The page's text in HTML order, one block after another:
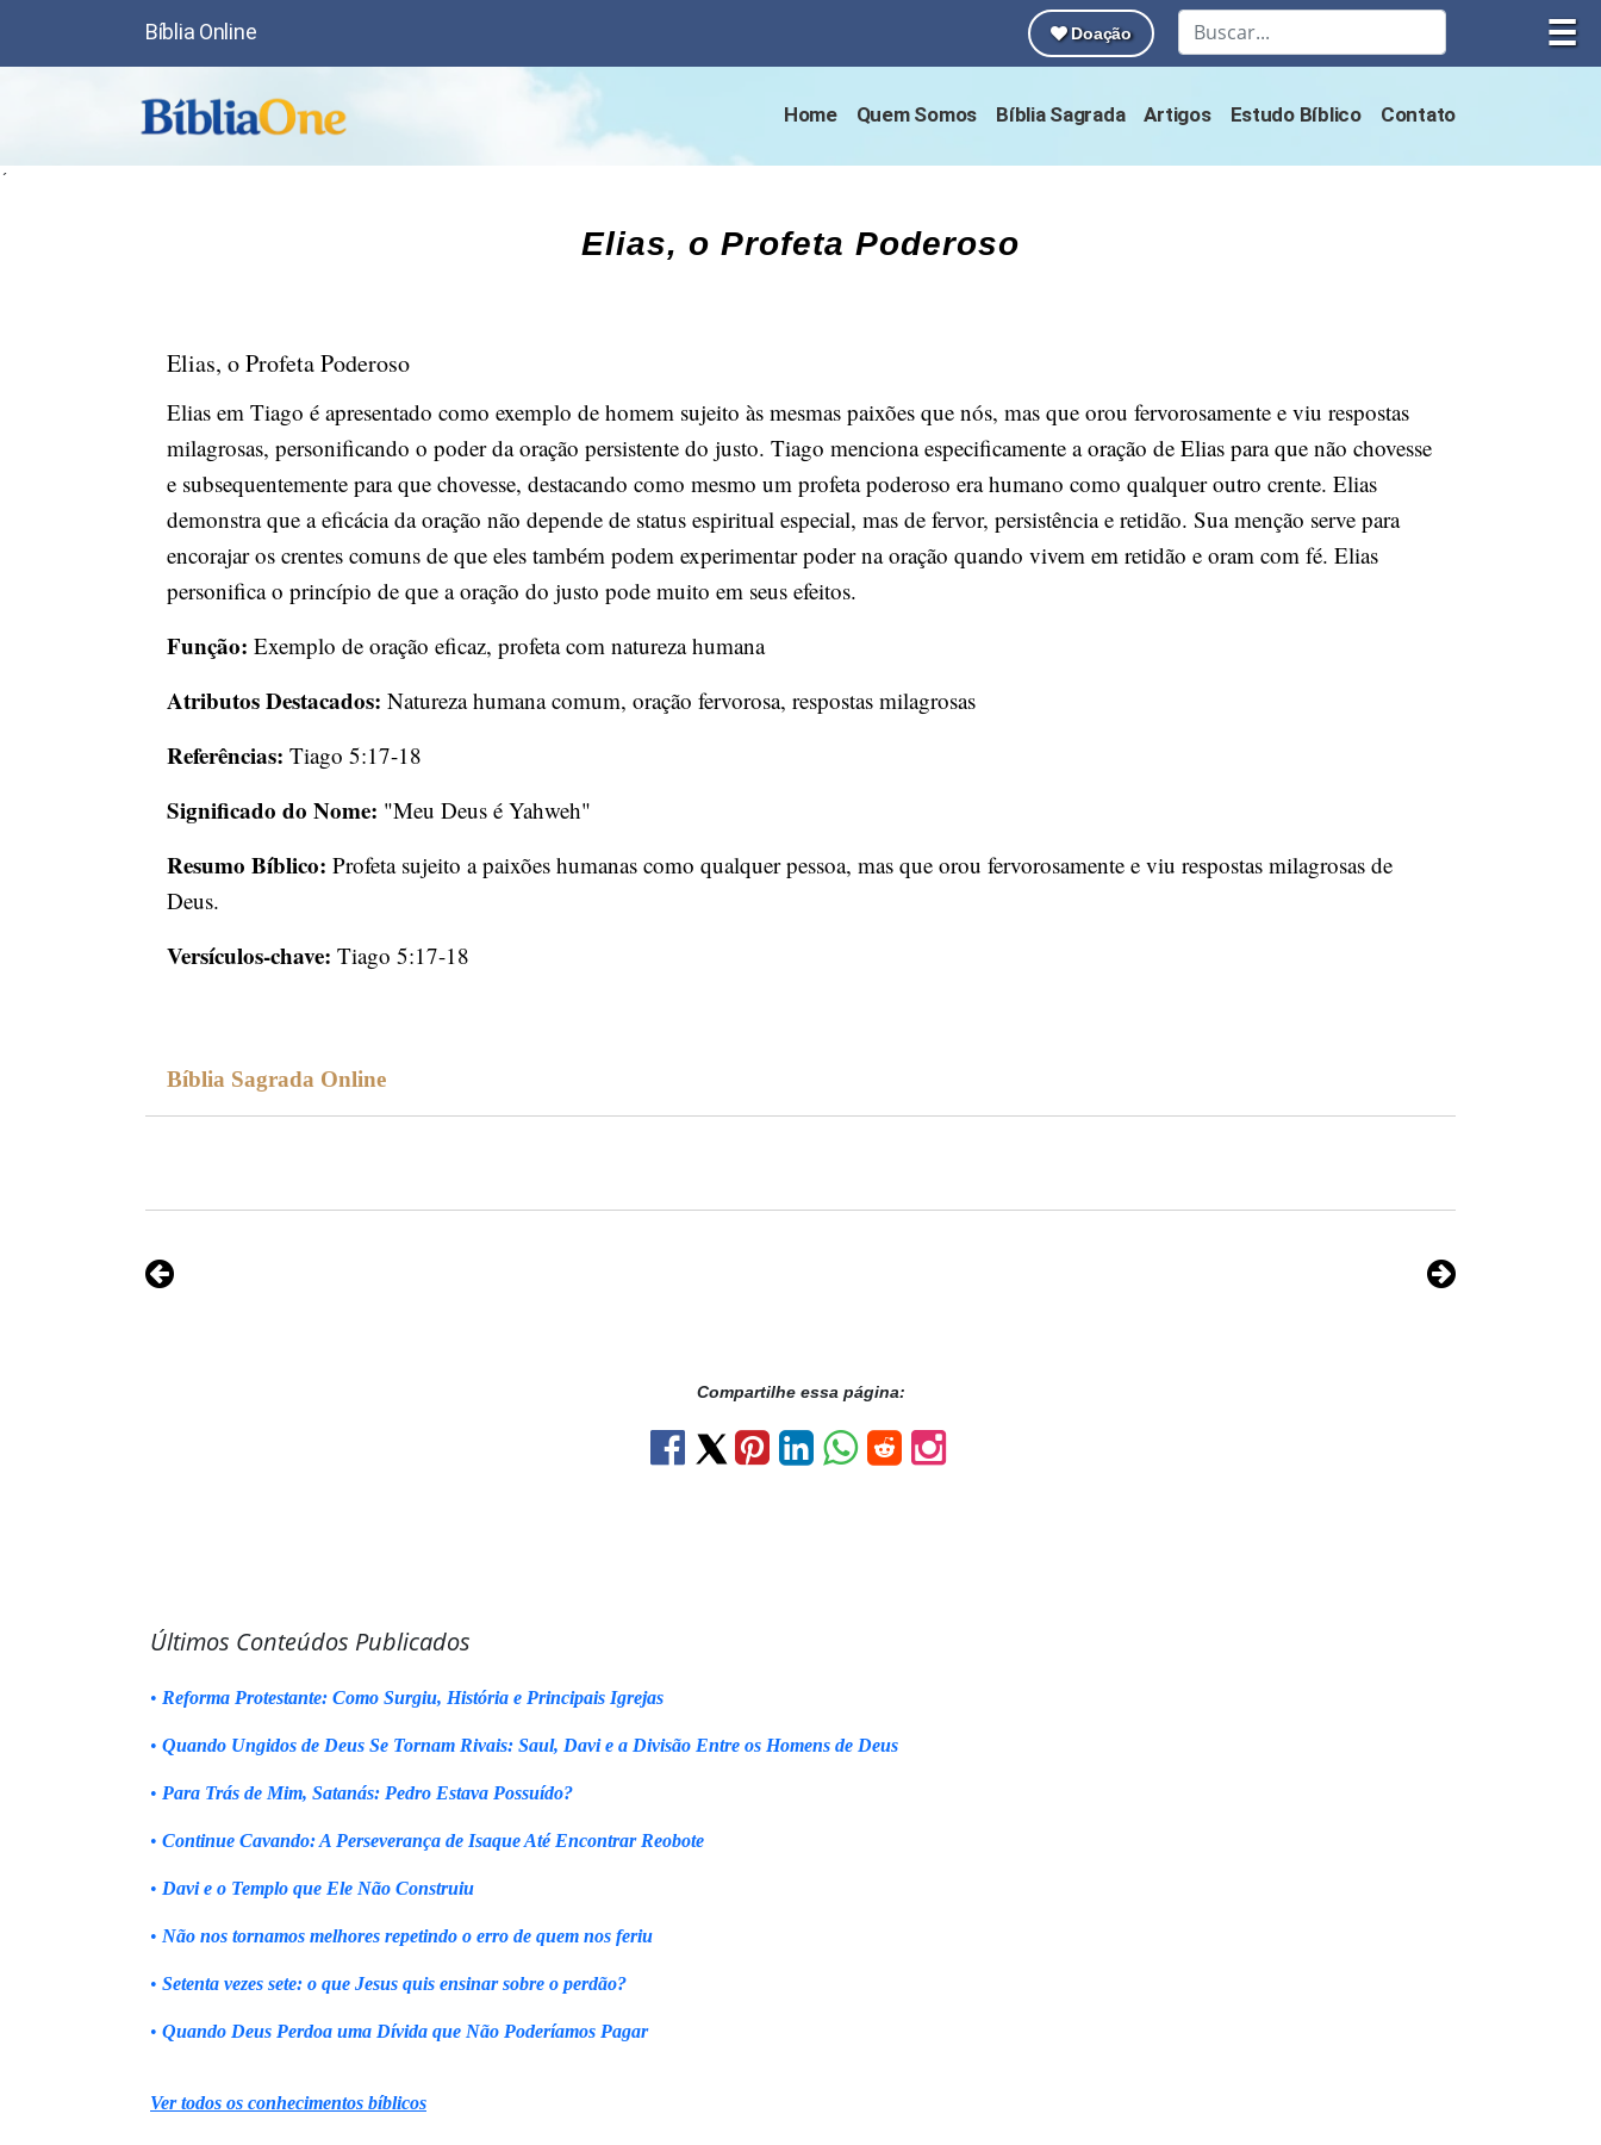
☰
Bíblia Online Doação
Home Quem Somos Bíblia Sagrada Artigos Estudo Bíblico Contato
´
Elias, o Profeta Poderoso
Elias, o Profeta Poderoso
Elias em Tiago é apresentado como exemplo de homem sujeito às mesmas paixões que nós, mas que orou fervorosamente e viu respostas
milagrosas, personificando o poder da oração persistente do justo. Tiago menciona especificamente a oração de Elias para que não chovesse
e subsequentemente para que chovesse, destacando como mesmo um profeta poderoso era humano como qualquer outro crente. Elias
demonstra que a eficácia da oração não depende de status espiritual especial, mas de fervor, persistência e retidão. Sua menção serve para
encorajar os crentes comuns de que eles também podem experimentar poder na oração quando vivem em retidão e oram com fé. Elias
personifica o princípio de que a oração do justo pode muito em seus efeitos.
Função: Exemplo de oração eficaz, profeta com natureza humana
Atributos Destacados: Natureza humana comum, oração fervorosa, respostas milagrosas
Referências: Tiago 5:17-18
Significado do Nome: "Meu Deus é Yahweh"
Resumo Bíblico: Profeta sujeito a paixões humanas como qualquer pessoa, mas que orou fervorosamente e viu respostas milagrosas de
Deus.
Versículos-chave: Tiago 5:17-18
Bíblia Sagrada Online
Compartilhe essa página:
Últimos Conteúdos Publicados
• Reforma Protestante: Como Surgiu, História e Principais Igrejas
• Quando Ungidos de Deus Se Tornam Rivais: Saul, Davi e a Divisão Entre os Homens de Deus
• Para Trás de Mim, Satanás: Pedro Estava Possuído?
• Continue Cavando: A Perseverança de Isaque Até Encontrar Reobote
• Davi e o Templo que Ele Não Construiu
• Não nos tornamos melhores repetindo o erro de quem nos feriu
• Setenta vezes sete: o que Jesus quis ensinar sobre o perdão?
• Quando Deus Perdoa uma Dívida que Não Poderíamos Pagar
Ver todos os conhecimentos bíblicos